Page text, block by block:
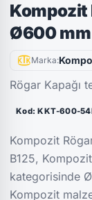
Kompozit
Ø600 mm
Marka:
Rögar Kapağı
Kod: KKT-600-
Kompozit
B125,
kategorisinde
Kompozit